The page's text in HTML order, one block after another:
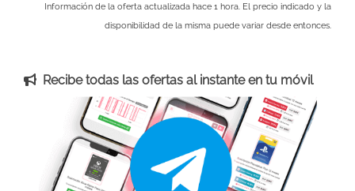
Información de la oferta actualizada hace 1 hora. El precio indicado y la
disponibilidad de la misma puede variar desde entonces.
Recibe todas las ofertas al instante en tu móvil